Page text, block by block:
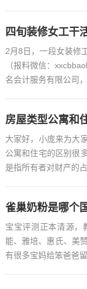
四旬装修女工干
2月8日，一段女装修
（报料微信：
名会计服务有限公司
房屋类型公寓和
大家好，小庞来为大
公寓和住宅的区别很
是指所有者对财产的
宝宝评测正本清源，
能、雅培、惠氏、美
有很多宝妈给笨爸爸